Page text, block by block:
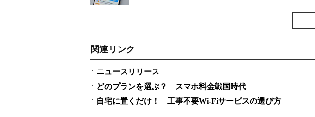
関連リンク
ニュースリリース
どのプランを選ぶ？ スマホ料金戦国時代
自宅に置くだけ！ 工事不要Wi-Fiサービスの選び方